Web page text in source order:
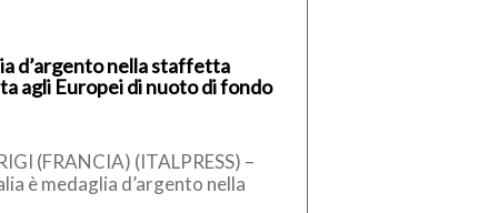
d’argento nella staffetta
agli Europei di nuoto di fondo
(FRANCIA) (ITALPRESS) –
è medaglia d’argento nella